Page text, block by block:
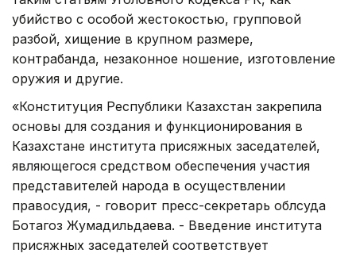
убийство с особой жестокостью, групповой
разбой, хищение в крупном размере,
контрабанда, незаконное ношение, изготовление
оружия и другие.
«Конституция Республики Казахстан закрепила
основы для создания и функционирования в
Казахстане института присяжных заседателей,
являющегося средством обеспечения участия
представителей народа в осуществлении
правосудия, - говорит пресс-секретарь облсуда
Ботагоз Жумадильдаева. - Введение института
присяжных заседателей соответствует